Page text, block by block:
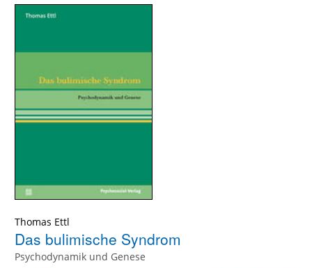
Thomas Ettl
Das bulimische Syndrom
Psychodynamik und Genese